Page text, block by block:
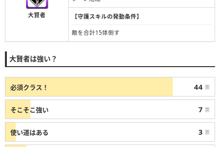
大賢者 【守護スキルの発動条件】
敵を合計15体倒す
大賢者は強い？
必須クラス！ 44 票
そこそこ強い 7 票
使い道はある 3 票